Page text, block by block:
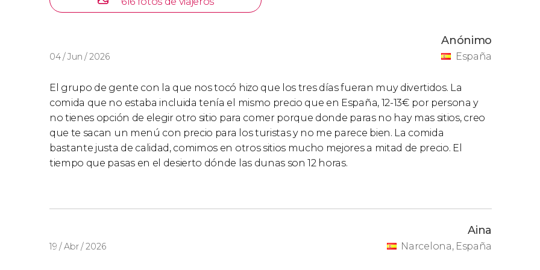
Colegio Abdelmoumen.
Si os alojáis fuera de la Medina, pasaremos a recogeros por vuestro hotel o riad sin coste
€(11,56US$) a 40€(46,24 US$) según la distancia.
04 / Jun / 2026
Anónimo
España
El grupo de gente con la que nos tocó hizo que los tres días fueran muy divertidos. La
comida que no estaba incluida tenía el mismo precio que en España, 12-13€ por persona y
no tienes opción de elegir otro sitio para comer porque donde paras no hay mas sitios, creo
que te sacan un menú con precio para los turistas y no me parece bien. La comida
bastante justa de calidad, comimos en otros sitios mucho mejores a mitad de precio. El
tiempo que pasas en el desierto dónde las dunas son 12 horas.
19 / Abr / 2026
Aina
Narcelona, España